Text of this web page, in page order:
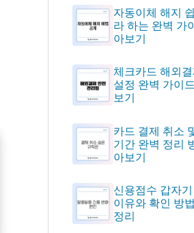
자동이체 해지
라 하는 완벽 가
아보기
체크카드 해외
설정 완벽 가이
보기
카드 결제 취소
기간 완벽 정리
아보기
신용점수 갑자
이유와 확인 방
정리